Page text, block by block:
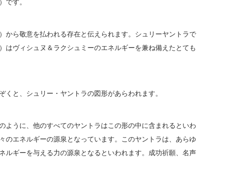
です。
から敬意を払われる存在と伝えられます。シュリーヤントラで
ヴィシュヌ＆ラクシュミーのエネルギーを兼ね備えたとても
と、シュリー・ヤントラの図形があらわれます。
うに、他のすべてのヤントラはこの形の中に含まれるといわ
エネルギーの源泉となっています。このヤントラは、あらゆ
ルギーを与える力の源泉となるといわれます。成功祈願、名声